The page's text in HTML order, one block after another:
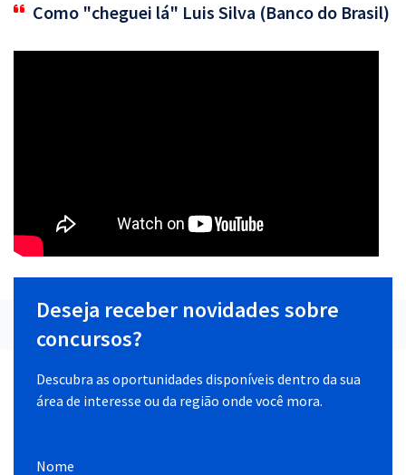
Como "cheguei lá" Luis Silva (Banco do Brasil)
Deseja receber novidades sobre
concursos?
Descubra as oportunidades disponíveis dentro da sua
área de interesse ou da região onde você mora.
Nome